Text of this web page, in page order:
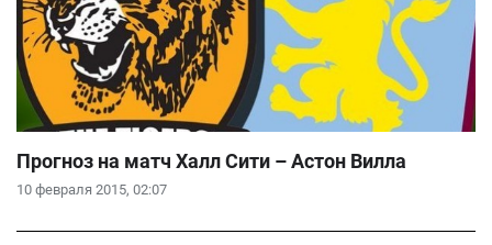
10 февраля 2015, 02:07
Прогноз на матч Халл Сити – Астон Вилла